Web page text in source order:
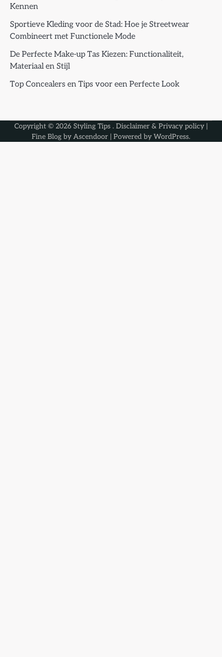
Kennen
Sportieve Kleding voor de Stad: Hoe je Streetwear
Combineert met Functionele Mode
De Perfecte Make-up Tas Kiezen: Functionaliteit,
Materiaal en Stijl
Top Concealers en Tips voor een Perfecte Look
Copyright © 2026 Styling Tips . Disclaimer & Privacy policy |
Fine Blog by Ascendoor | Powered by WordPress.